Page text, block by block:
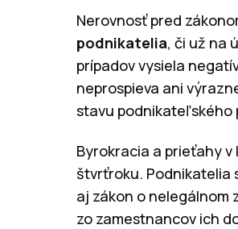
Nerovnosť pred
podnikatelia, či už na
prípadov vysiela
neprospieva ani
stavu podnikateľského
Byrokracia a prieťahy
štvrťroku. Podnikatelia
aj zákon o nelegálnom
zo zamestnancov ich